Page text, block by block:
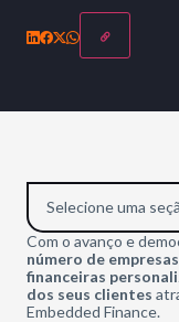
Selecione uma
Com o avanço e
número de
financeiras
dos seus clientes
Embedded Finance.